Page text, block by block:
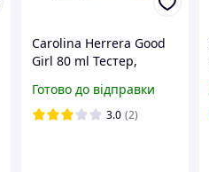
Carolina Herrera Good
Girl 80 ml Тестер,
Готово до відправки
3.0 (2)